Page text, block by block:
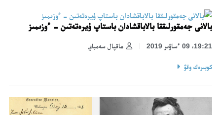
بالانى جەمقورلىققا بالاباقشادان باستاپ ۇيرەتەتىن - ءوزىمىز
ماقپال سەمباي 19:21، 09 ءساۋىر 2019
كوبىرەك وقۋ